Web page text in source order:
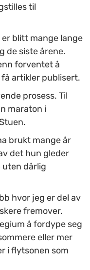
til
blitt mange lange
de siste årene.
forventet å
få artikler publisert.
prosess. Til
maraton i
Stuen.
brukt mange år
det hun gleder
uten dårlig
hvor jeg er del av
fremover.
å fordype seg
eller mer
i flytsonen som